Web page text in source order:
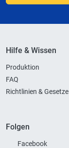
Hilfe & Wissen
Produktion
FAQ
Richtlinien & Gesetze
Folgen
Facebook